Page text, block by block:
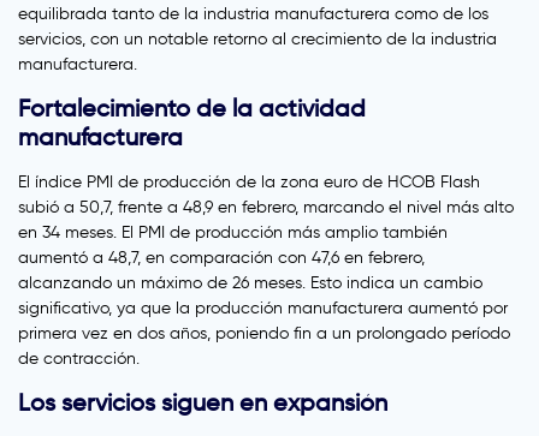
equilibrada tanto de la industria manufacturera como de los
servicios, con un notable retorno al crecimiento de la industria
manufacturera.
Fortalecimiento de la actividad
manufacturera
El índice PMI de producción de la zona euro de HCOB Flash
subió a 50,7, frente a 48,9 en febrero, marcando el nivel más alto
en 34 meses. El PMI de producción más amplio también
aumentó a 48,7, en comparación con 47,6 en febrero,
alcanzando un máximo de 26 meses. Esto indica un cambio
significativo, ya que la producción manufacturera aumentó por
primera vez en dos años, poniendo fin a un prolongado período
de contracción.
Los servicios siguen en expansión